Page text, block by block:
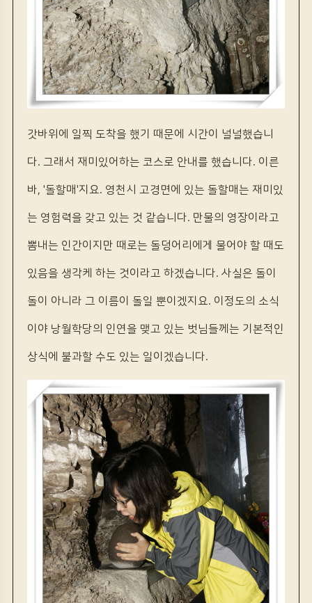
갓바위에 일찍 도착을 했기 때문에 시간이 널널했습니
다. 그래서 재미있어하는 코스로 안내를 했습니다. 이른
바, '돌할매'지요. 영천시 고경면에 있는 돌할매는 재미있
는 영험력을 갖고 있는 것 같습니다. 만물의 영장이라고
뽐내는 인간이지만 때로는 돌덩어리에게 물어야 할 때도
있음을 생각케 하는 것이라고 하겠습니다. 사실은 돌이
돌이 아니라 그 이름이 돌일 뿐이겠지요. 이정도의 소식
이야 낭월학당의 인연을 맺고 있는 벗님들께는 기본적인
상식에 불과할 수도 있는 일이겠습니다.